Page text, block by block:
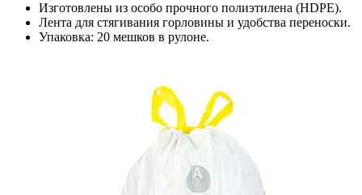
Изготовлены из особо прочного полиэтилена (HDPE).
Лента для стягивания горловины и удобства переноски.
Упаковка: 20 мешков в рулоне.